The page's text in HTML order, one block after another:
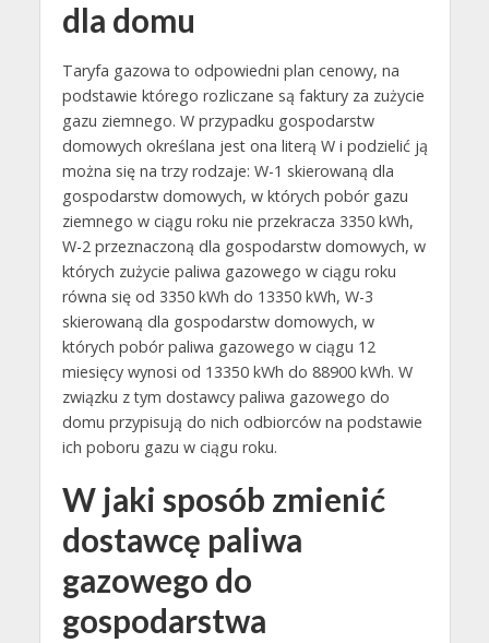
dla domu
Taryfa gazowa to odpowiedni plan cenowy, na
podstawie którego rozliczane są faktury za zużycie
gazu ziemnego. W przypadku gospodarstw
domowych określana jest ona literą W i podzielić ją
można się na trzy rodzaje: W-1 skierowaną dla
gospodarstw domowych, w których pobór gazu
ziemnego w ciągu roku nie przekracza 3350 kWh,
W-2 przeznaczoną dla gospodarstw domowych, w
których zużycie paliwa gazowego w ciągu roku
równa się od 3350 kWh do 13350 kWh, W-3
skierowaną dla gospodarstw domowych, w
których pobór paliwa gazowego w ciągu 12
miesięcy wynosi od 13350 kWh do 88900 kWh. W
związku z tym dostawcy paliwa gazowego do
domu przypisują do nich odbiorców na podstawie
ich poboru gazu w ciągu roku.
W jaki sposób zmienić
dostawcę paliwa
gazowego do
gospodarstwa